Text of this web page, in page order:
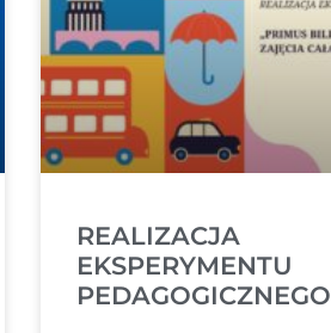
REALIZACJA
EKSPERYMENTU
PEDAGOGICZNEGO